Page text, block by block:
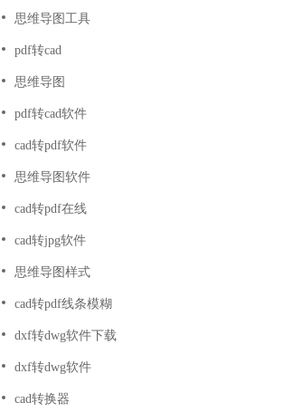
思维导图工具
pdf转cad
思维导图
pdf转cad软件
cad转pdf软件
思维导图软件
cad转pdf在线
cad转jpg软件
思维导图样式
cad转pdf线条模糊
dxf转dwg软件下载
dxf转dwg软件
cad转换器